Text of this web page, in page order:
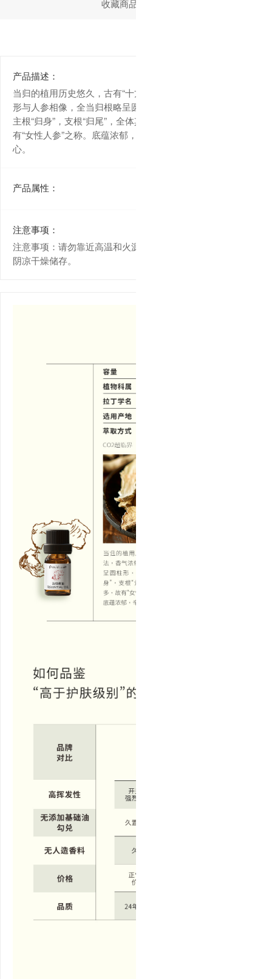
收藏商品
产品描述：
当归的植用历史悠久，古有“十方九归”的说法，香气浓郁，外
形与人参相像，全当归根略呈圆柱形，包含根上端的“归头”，
主根“归身”，支根“归尾”，全体其作用于女性益处颇多，故
有“女性人参”之称。底蕴浓郁，辛香走窜，宣通气血，当归于
心。
产品属性：
注意事项：
注意事项：请勿靠近高温和火源。 储存条件：避光、密封、
阴凉干燥储存。